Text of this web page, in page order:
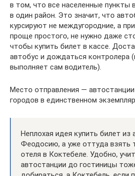
в том, что все населенные пункты
в один район. Это значит, что
курсируют не междугородние, а
проще простого, не нужно даже
чтобы купить билет в кассе.
автобус и дождаться контролера
выполняет сам водитель).
Место отправления —
городов в единственном
Неплохая идея купить билет из
Феодосию, а уже оттуда взять
отеля в Коктебеле. Удобно,
автостанции до гостиницы